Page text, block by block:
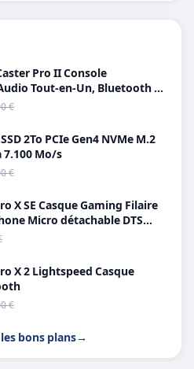
Pro II Console
Tout-en-Un, Bluetooth et
€
2To PCIe Gen4 NVMe M.2
7.100 Mo/s
€
X SE Casque Gaming Filaire
Micro détachable DTS
X 2 Lightspeed Casque
€
bons plans→